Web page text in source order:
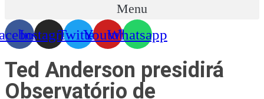
Menu
InstagramTwitterYoutubeWhatsapp
Ted Anderson presidirá
Observatório de